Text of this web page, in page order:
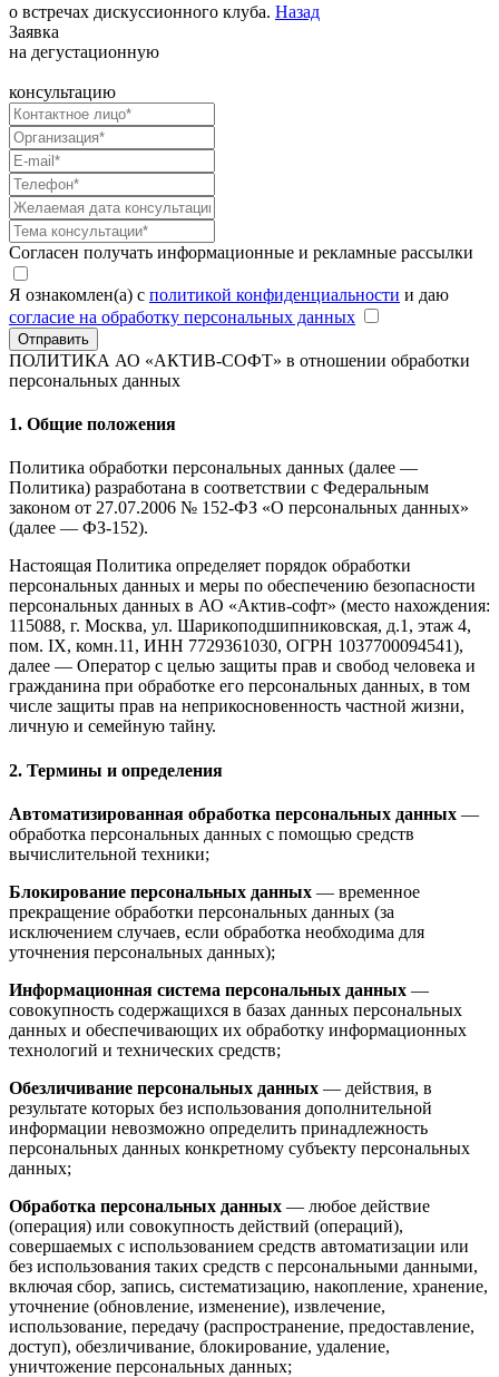
о встречах дискуссионного клуба. Назад
Заявка
на дегустационную
консультацию
Согласен получать информационные и рекламные рассылки
Я ознакомлен(а) с политикой конфиденциальности и даю
согласие на обработку персональных данных
Отправить
ПОЛИТИКА АО «АКТИВ-СОФТ» в отношении обработки
персональных данных
1. Общие положения
Политика обработки персональных данных (далее —
Политика) разработана в соответствии с Федеральным
законом от 27.07.2006 № 152-ФЗ «О персональных данных»
(далее — ФЗ-152).
Настоящая Политика определяет порядок обработки
персональных данных и меры по обеспечению безопасности
персональных данных в АО «Актив-софт» (место нахождения:
115088, г. Москва, ул. Шарикоподшипниковская, д.1, этаж 4,
пом. IX, комн.11, ИНН 7729361030, ОГРН 1037700094541),
далее — Оператор с целью защиты прав и свобод человека и
гражданина при обработке его персональных данных, в том
числе защиты прав на неприкосновенность частной жизни,
личную и семейную тайну.
2. Термины и определения
Автоматизированная обработка персональных данных —
обработка персональных данных с помощью средств
вычислительной техники;
Блокирование персональных данных — временное
прекращение обработки персональных данных (за
исключением случаев, если обработка необходима для
уточнения персональных данных);
Информационная система персональных данных —
совокупность содержащихся в базах данных персональных
данных и обеспечивающих их обработку информационных
технологий и технических средств;
Обезличивание персональных данных — действия, в
результате которых без использования дополнительной
информации невозможно определить принадлежность
персональных данных конкретному субъекту персональных
данных;
Обработка персональных данных — любое действие
(операция) или совокупность действий (операций),
совершаемых с использованием средств автоматизации или
без использования таких средств с персональными данными,
включая сбор, запись, систематизацию, накопление, хранение,
уточнение (обновление, изменение), извлечение,
использование, передачу (распространение, предоставление,
доступ), обезличивание, блокирование, удаление,
уничтожение персональных данных;